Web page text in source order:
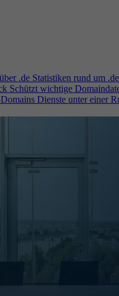
.de Statistiken rund um .de
Schützt wichtige
Dienste unter einer